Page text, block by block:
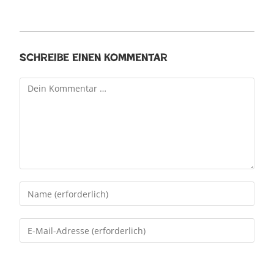
Schreibe einen Kommentar